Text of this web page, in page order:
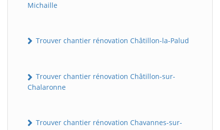
Michaille
Trouver chantier rénovation Châtillon-la-Palud
Trouver chantier rénovation Châtillon-sur-
Chalaronne
Trouver chantier rénovation Chavannes-sur-